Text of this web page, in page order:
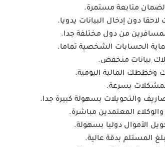
متابعة مستمرة.
دون إدخال البيانات يدويا.
من دول مختلفة جدا.
الحسابات الشخصية تماما.
بيانات منخفض.
وخططك المالية اليومية.
بسرعة.
والتحويلات بسهولة كبيرة جدا.
المعتمدين مباشرة.
الأموال دوليا بسهولة.
المستلم بدقة عالية.